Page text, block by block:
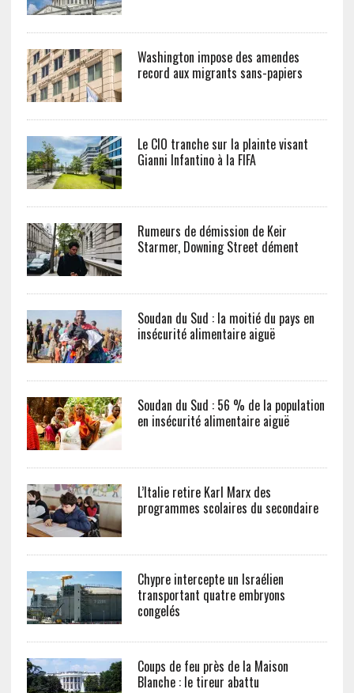
Washington impose des amendes
record aux migrants sans-papiers
Le CIO tranche sur la plainte visant
Gianni Infantino à la FIFA
Rumeurs de démission de Keir
Starmer, Downing Street dément
Soudan du Sud : la moitié du pays en
insécurité alimentaire aiguë
Soudan du Sud : 56 % de la population
en insécurité alimentaire aiguë
L’Italie retire Karl Marx des
programmes scolaires du secondaire
Chypre intercepte un Israélien
transportant quatre embryons
congelés
Coups de feu près de la Maison
Blanche : le tireur abattu